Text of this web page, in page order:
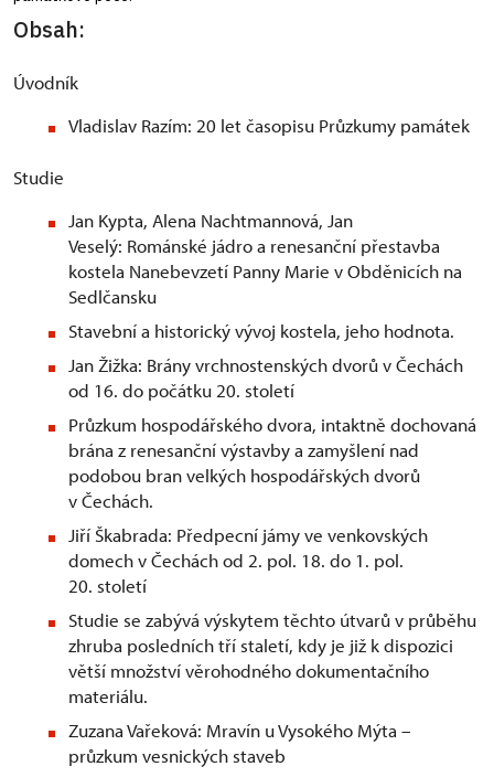
Obsah:
Úvodník
Vladislav Razím: 20 let časopisu Průzkumy památek
Studie
Jan Kypta, Alena Nachtmannová, Jan
Veselý: Románské jádro a renesanční přestavba
kostela Nanebevzetí Panny Marie v Obděnicích na
Sedlčansku
Stavební a historický vývoj kostela, jeho hodnota.
Jan Žižka: Brány vrchnostenských dvorů v Čechách
od 16. do počátku 20. století
Průzkum hospodářského dvora, intaktně dochovaná
brána z renesanční výstavby a zamyšlení nad
podobou bran velkých hospodářských dvorů
v Čechách.
Jiří Škabrada: Předpecní jámy ve venkovských
domech v Čechách od 2. pol. 18. do 1. pol.
20. století
Studie se zabývá výskytem těchto útvarů v průběhu
zhruba posledních tří staletí, kdy je již k dispozici
větší množství věrohodného dokumentačního
materiálu.
Zuzana Vařeková: Mravín u Vysokého Mýta –
průzkum vesnických staveb